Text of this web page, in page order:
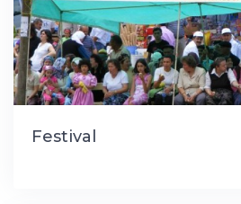
Festival